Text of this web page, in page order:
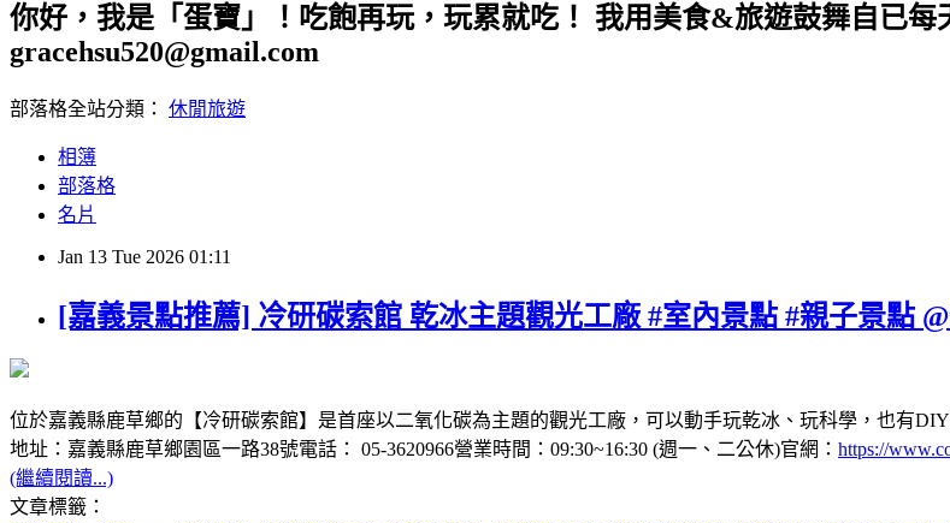
你好，我是「蛋寶」！吃飽再玩，玩累就吃！ 我用美食&旅遊鼓舞自已每
gracehsu520@gmail.com
部落格全站分類： 休閒旅遊
相簿
部落格
名片
Jan 13 Tue 2026 01:11
[嘉義景點推薦] 冷研碳索館 乾冰主題觀光工廠 #室內景點 #親子景點
位於嘉義縣鹿草鄉的【冷研碳索館】是首座以二氧化碳為主題的觀光工廠，可以動手玩乾冰、玩科學，也有
地址：嘉義縣鹿草鄉園區一路38號電話： 05-3620966營業時間：09:30~16:30 (週一、二公休)官網： https://
(繼續閱讀...)
文章標籤：